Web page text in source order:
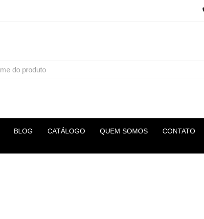
BLOG CATÁLOGO QUEM SOMOS CONTATO